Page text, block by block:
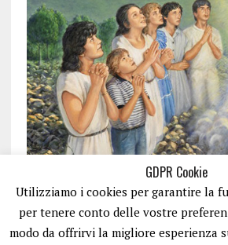
GDPR Cookie
Utilizziamo i cookies per garantire la
per tenere conto delle vostre
modo da offrirvi la migliore esperienza